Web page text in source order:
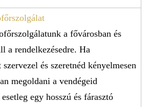
a fővárosban és
a rendelkezésedre. Ha
és szeretnéd kényelmesen
megoldani a vendégeid
egy hosszú és fárasztó